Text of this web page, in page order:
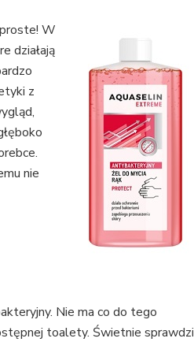
W
działają
z
nie
Nie ma co do tego
toalety. Świetnie sprawdzi